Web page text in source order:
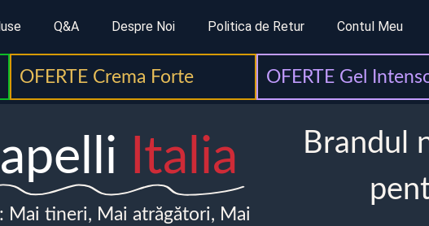
Q&A Despre Noi Politica de Retur Contul Meu
OFERTE Crema Forte OFERTE Gel
Italia
Mai tineri, Mai atrăgători, Mai
Brandul